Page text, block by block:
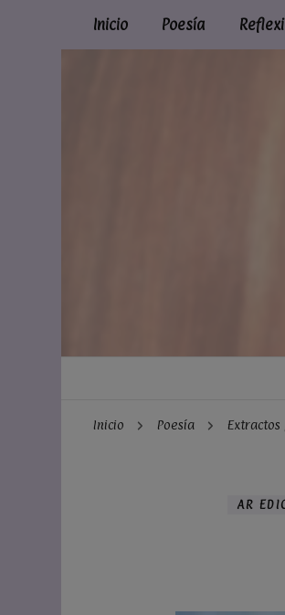
Inicio Poesía
Inicio Poesía Extractos
AR